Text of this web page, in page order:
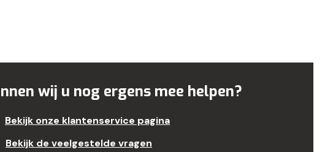
wij u nog ergens mee helpen?
Bekijk onze klantenservice pagina
Bekijk de veelgestelde vragen